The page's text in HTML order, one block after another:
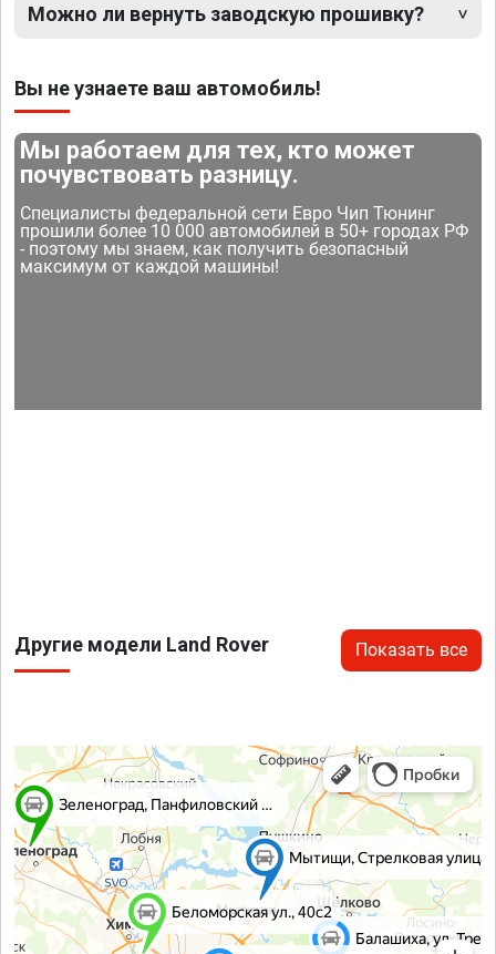
Можно ли вернуть заводскую прошивку?
Вы не узнаете ваш автомобиль!
Мы работаем для тех, кто может
почувствовать разницу.
Специалисты федеральной сети Евро Чип Тюнинг
прошили более 10 000 автомобилей в 50+ городах РФ
- поэтому мы знаем, как получить безопасный
максимум от каждой машины!
Другие модели Land Rover Показать все